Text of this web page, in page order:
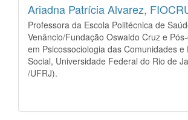
Ariadna Patrícia Alvarez,
Professora da Escola Politécnica de
Venâncio/Fundação Oswaldo Cruz e
em Psicossociologia das Comunidades e
Social, Universidade Federal do Rio de
/UFRJ).